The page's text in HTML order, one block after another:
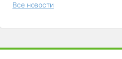
Все новости